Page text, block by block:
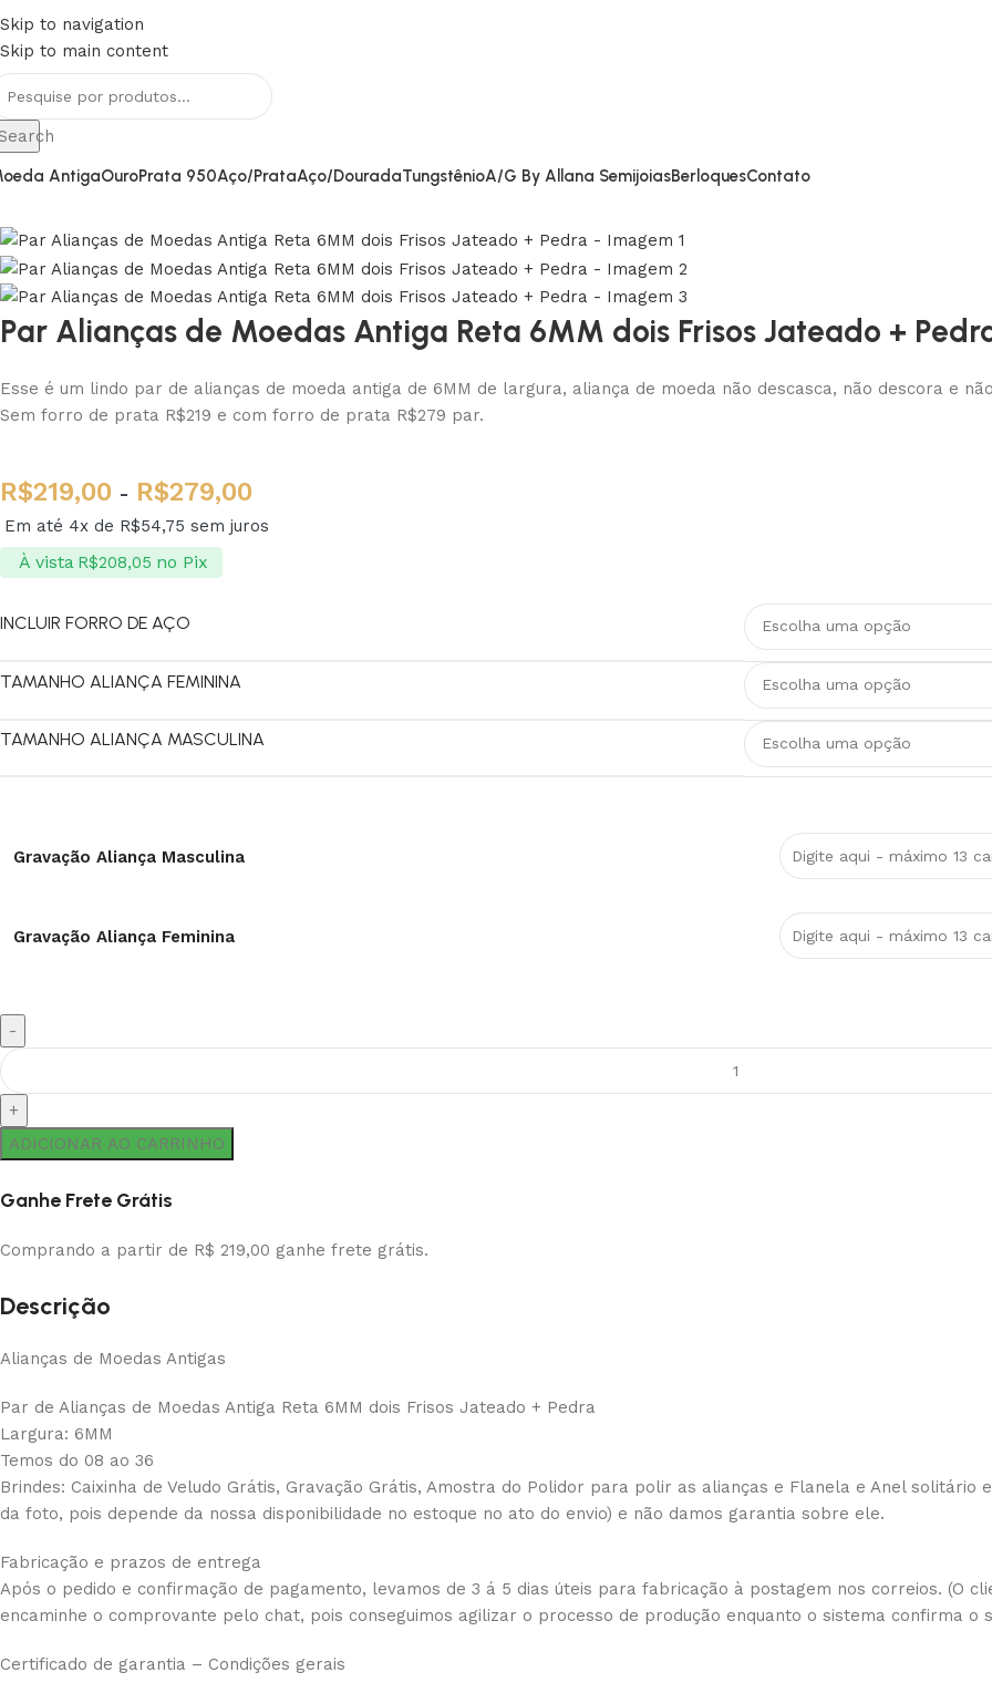
Skip to navigation
Skip to main content
GRÁTIS PARA TODO BRASIL
AntigaOuroPrata 950Aço/PrataAço/DouradaTungstênioA/G By Allana SemijoiasBerloquesContato
Par Alianças de Moedas Antiga Reta 6MM dois Frisos Jateado +
Esse é um lindo par de alianças de moeda antiga de 6MM de largura, aliança de moeda não descasca, não descora e
Sem forro de prata R$219 e com forro de prata R$279 par.
R$219,00 - R$279,00
Em até 4x de R$54,75 sem juros
À vista R$208,05 no Pix
INCLUIR FORRO DE AÇO
TAMANHO ALIANÇA FEMININA
TAMANHO ALIANÇA MASCULINA
Gravação Aliança Masculina
Gravação Aliança Feminina
ADICIONAR AO CARRINHO
Ganhe Frete Grátis
Comprando a partir de R$ 219,00 ganhe frete grátis.
Descrição
Alianças de Moedas Antigas
Par de Alianças de Moedas Antiga Reta 6MM dois Frisos Jateado + Pedra
Largura: 6MM
Temos do 08 ao 36
Brindes: Caixinha de Veludo Grátis, Gravação Grátis, Amostra do Polidor para polir as alianças e Flanela e Anel
da foto, pois depende da nossa disponibilidade no estoque no ato do envio) e não damos garantia sobre ele.
Fabricação e prazos de entrega
Após o pedido e confirmação de pagamento, levamos de 3 á 5 dias úteis para fabricação à postagem nos correios. (O
encaminhe o comprovante pelo chat, pois conseguimos agilizar o processo de produção enquanto o sistema confirma o
Certificado de garantia – Condições gerais